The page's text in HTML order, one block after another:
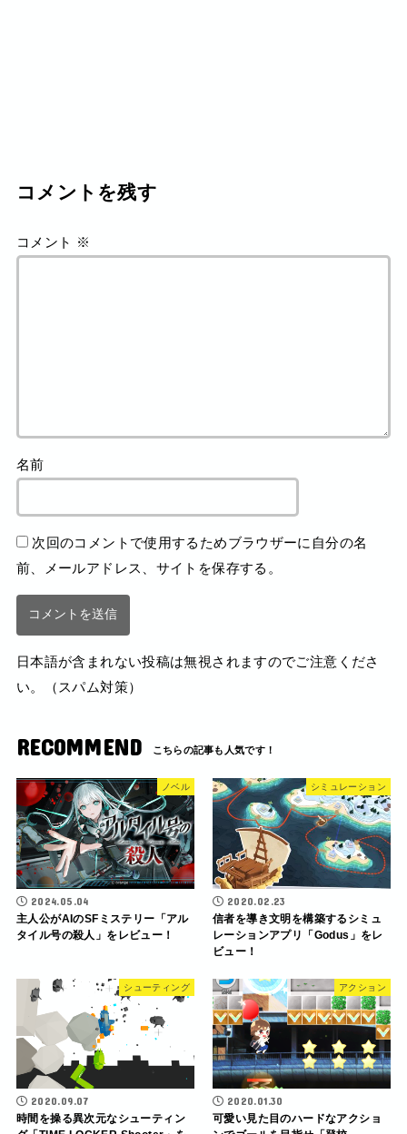
コメントを残す
コメント ※
名前
次回のコメントで使用するためブラウザーに自分の名
前、メールアドレス、サイトを保存する。
日本語が含まれない投稿は無視されますのでご注意くださ
い。（スパム対策）
RECOMMEND
ノベル
2024.05.04
主人公がAIのSFミステリー「アル
タイル号の殺人」をレビュー！
シミュレーション
2020.02.23
信者を導き文明を構築するシミュ
レーションアプリ「Godus」をレ
ビュー！
シューティング
2020.09.07
時間を操る異次元なシューティン
アクション
2020.01.30
可愛い見た目のハードなアクショ